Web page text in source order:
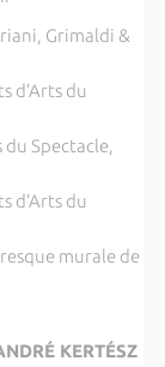
Grimaldi &
d’Arts du
Spectacle,
d’Arts du
murale de
KERTÉSZ